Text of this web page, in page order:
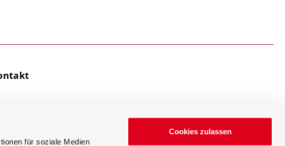
für soziale Medien
Cookies zulassen